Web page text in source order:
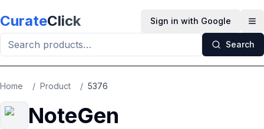
CurateClick Sign in with Google
Search
Home / Product / 5376
NoteGen